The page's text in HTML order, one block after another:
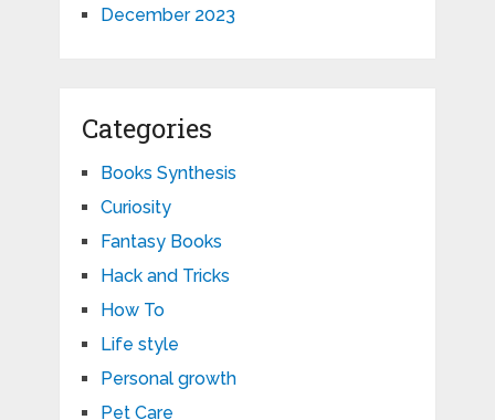
December 2023
Categories
Books Synthesis
Curiosity
Fantasy Books
Hack and Tricks
How To
Life style
Personal growth
Pet Care